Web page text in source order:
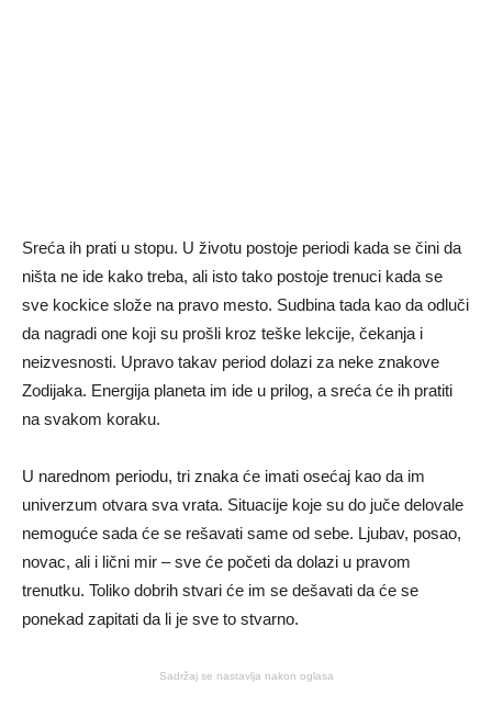
Sreća ih prati u stopu. U životu postoje periodi kada se čini da
ništa ne ide kako treba, ali isto tako postoje trenuci kada se
sve kockice slože na pravo mesto. Sudbina tada kao da odluči
da nagradi one koji su prošli kroz teške lekcije, čekanja i
neizvesnosti. Upravo takav period dolazi za neke znakove
Zodijaka. Energija planeta im ide u prilog, a sreća će ih pratiti
na svakom koraku.
U narednom periodu, tri znaka će imati osećaj kao da im
univerzum otvara sva vrata. Situacije koje su do juče delovale
nemoguće sada će se rešavati same od sebe. Ljubav, posao,
novac, ali i lični mir – sve će početi da dolazi u pravom
trenutku. Toliko dobrih stvari će im se dešavati da će se
ponekad zapitati da li je sve to stvarno.
Sadržaj se nastavlja nakon oglasa